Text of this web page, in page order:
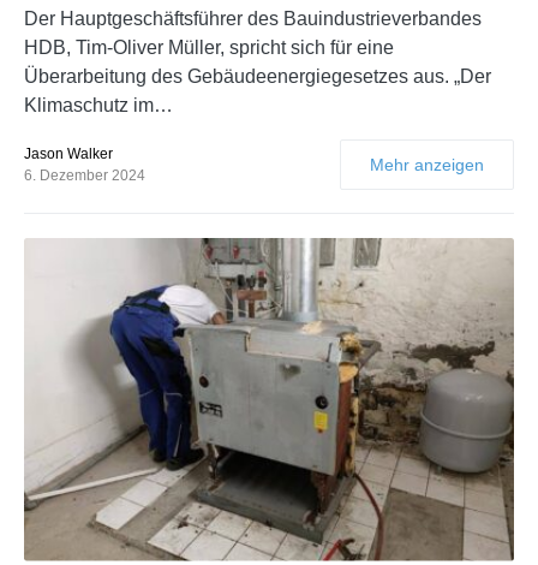
Der Hauptgeschäftsführer des Bauindustrieverbandes
HDB, Tim-Oliver Müller, spricht sich für eine
Überarbeitung des Gebäudeenergiegesetzes aus. „Der
Klimaschutz im…
Jason Walker
6. Dezember 2024
Mehr anzeigen